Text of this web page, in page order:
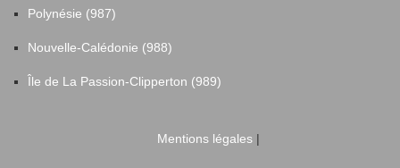
Polynésie (987)
Nouvelle-Calédonie (988)
Île de La Passion-Clipperton (989)
Mentions légales|